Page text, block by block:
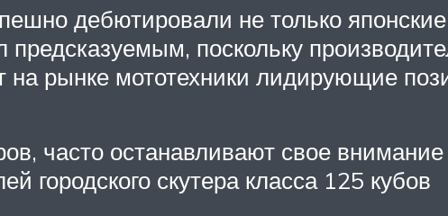
дебютировали не только
поскольку
на рынке мототехники лидирующие
часто останавливают свое
городского скутера класса 125 кубов